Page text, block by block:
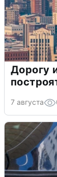
Дорогу
7 августа